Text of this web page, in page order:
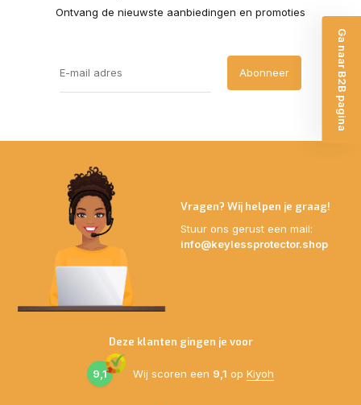
Ontvang de nieuwste aanbiedingen en promoties
Abonneer
Vragen? Wij helpen je graag!
Stuur ons gerust een mail:
info@keylessprotector.shop
Deze klanten gingen je voor
9,1 Wij scoren een 9,1 op Kiyoh
Ga naar B2B pagina